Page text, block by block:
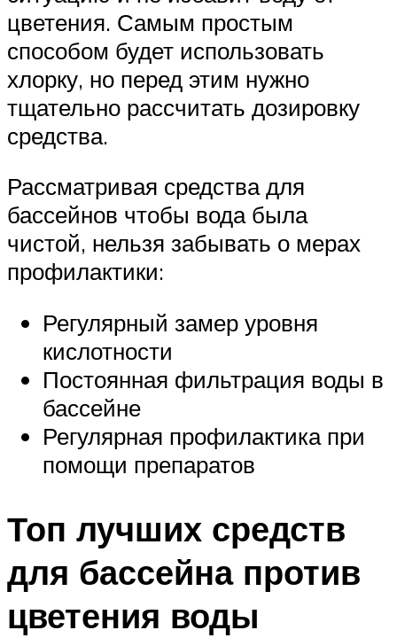
цветения. Самым простым
способом будет использовать
хлорку, но перед этим нужно
тщательно рассчитать дозировку
средства.
Рассматривая средства для
бассейнов чтобы вода была
чистой, нельзя забывать о мерах
профилактики:
Регулярный замер уровня
кислотности
Постоянная фильтрация воды в
бассейне
Регулярная профилактика при
помощи препаратов
Топ лучших средств
для бассейна против
цветения воды